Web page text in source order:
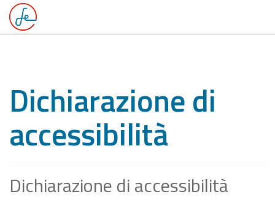
Dichiarazione di
accessibilità
Dichiarazione di accessibilità